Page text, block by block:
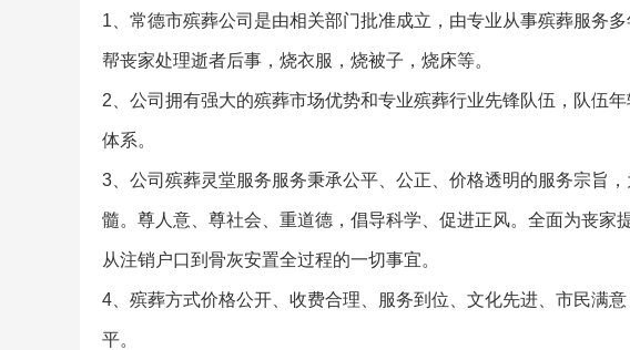
1、常德市殡葬公司是由相关部门批准成立，由专业从事殡葬服务
帮丧家处理逝者后事，烧衣服，烧被子，烧床等。
2、公司拥有强大的殡葬市场优势和专业殡葬行业先锋队伍，队伍
体系。
3、公司殡葬灵堂服务服务秉承公平、公正、价格透明的服务宗旨
髓。尊人意、尊社会、重道德，倡导科学、促进正风。全面为丧
从注销户口到骨灰安置全过程的一切事宜。
4、殡葬方式价格公开、收费合理、服务到位、文化先进、市民满
平。